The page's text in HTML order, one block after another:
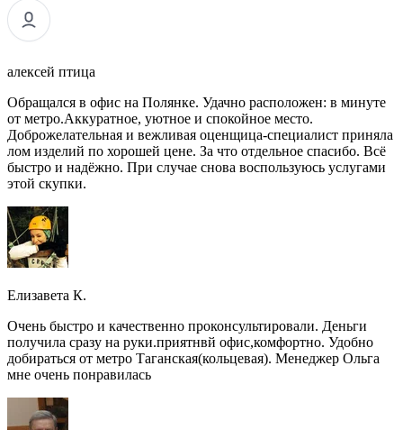
алексей птица
Обращался в офис на Полянке. Удачно расположен: в минуте
от метро.Аккуратное, уютное и спокойное место.
Доброжелательная и вежливая оценщица-специалист приняла
лом изделий по хорошей цене. За что отдельное спасибо. Всё
быстро и надёжно. При случае снова воспользуюсь услугами
этой скупки.
Елизавета К.
Очень быстро и качественно проконсультировали. Деньги
получила сразу на руки.приятнвй офис,комфортно. Удобно
добираться от метро Таганская(кольцевая). Менеджер Ольга
мне очень понравилась